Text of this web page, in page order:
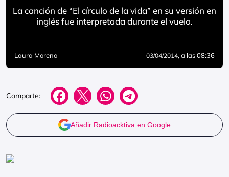
La canción de “El círculo de la vida” en su versión en
inglés fue interpretada durante el vuelo.
Laura Moreno 03/04/2014, a las 08:36
Comparte:
Añadir Radioacktiva en Google